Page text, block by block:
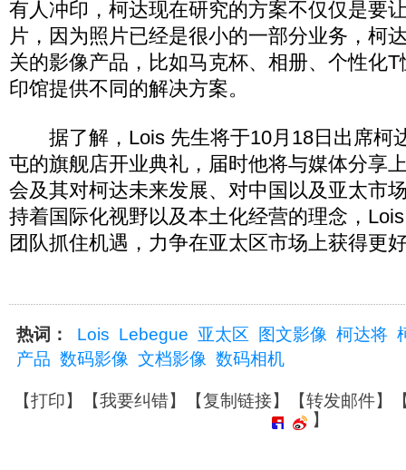
有人冲印，柯达现在研究的方案不仅仅是要
片，因为照片已经是很小的一部分业务，柯
关的影像产品，比如马克杯、相册、个性化
印馆提供不同的解决方案。
据了解，Lois 先生将于10月18日出席柯
屯的旗舰店开业典礼，届时他将与媒体分享
会及其对柯达未来发展、对中国以及亚太市
持着国际化视野以及本土化经营的理念，
团队抓住机遇，力争在亚太区市场上获得更
热词： Lois Lebegue 亚太区 图文影像 柯达将
产品 数码影像 文档影像 数码相机
【打印】【我要纠错】【复制链接】【转发邮件】
】